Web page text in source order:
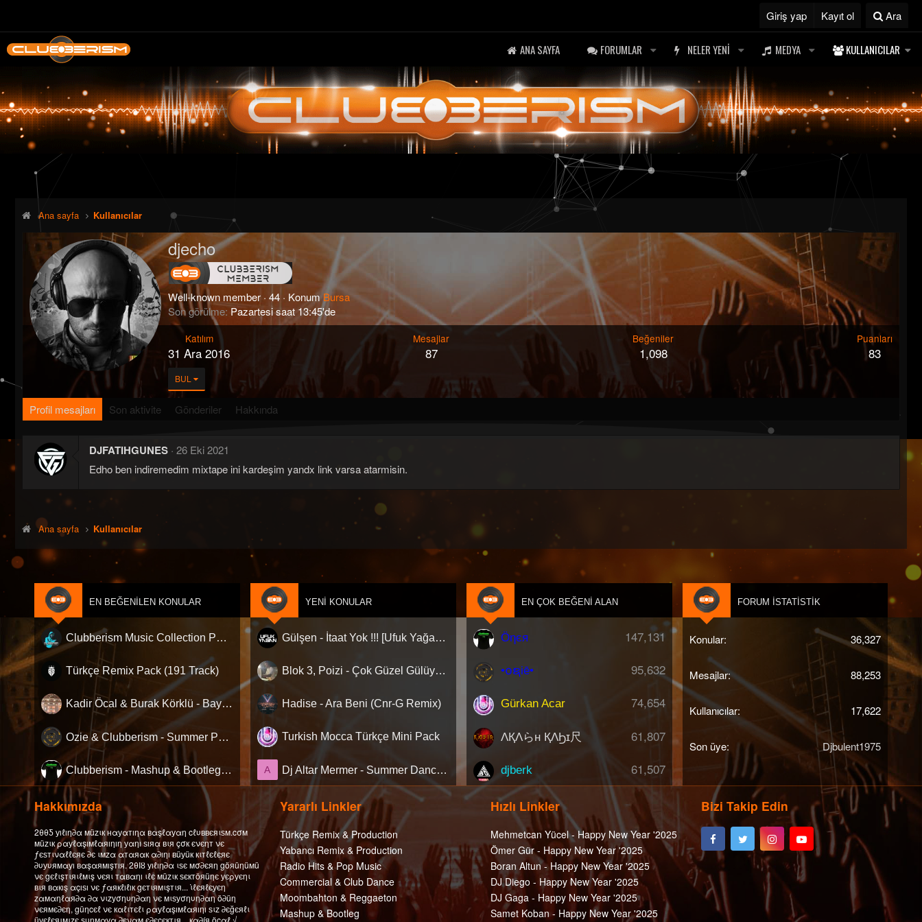
Giriş yap Kayıt ol Ara
ANA SAYFA FORUMLAR NELER YENI MEDYA KULLANICILAR
Ana sayfa Kullanıcılar
djecho
Well-known member · 44 · KonumBursa
Son görülme Pazartesi saat 13:45'de
Katılım
31 Ara 2016
Mesajlar
87
Beğeniler
1,098
Puanları
83
BUL
Profil mesajları Son aktivite Gönderiler Hakkında
DJFATIHGUNES 26 Eki 2021
Edho ben indiremedim mixtape ini kardeşim yandx link varsa atarmisin.
Ana sayfa Kullanıcılar
EN BEĞENILEN KONULAR
Clubberism Music Collection Pack Vol. 4 | by ʍ͝ʌʀco͜ ʌɴϯσɴio ҇
Türkçe Remix Pack (191 Track)
Kadir Öcal & Burak Körklü - Bayrama Özel Pack
Ozie & Clubberism - Summer Pack Vol.1
Clubberism - Mashup & Bootleg Pack
YENI KONULAR
Gülşen - İtaat Yok !!! [Ufuk Yağan Remix]
Blok 3, Poizi - Çok Güzel Gülüyorsun (Dj Ediz Gençtürk Orjinal Mix)
Hadise - Ara Beni (Cnr-G Remix)
Turkish Mocca Türkçe Mini Pack
A Dj Altar Mermer - Summer Dance Vol1 [Live Rec]
EN ÇOK BEĞENI ALAN
147,131
Öηєя
95,632
•໐ຊiē•
74,654
Gürkan Acar
61,807
ΛҚΛらн ҚΛϦɪ尺
61,507
djberk
FORUM İSTATISTIK
Konular 36,327
Mesajlar 88,253
Kullanıcılar 17,622
Son üye Djbulent1975
Hakkımızda
2θθƼ уıℓıη∂α мüzιк нαуαтıηα вαşℓαуαη cℓυввєяιѕм.cσм
мüzιк ραуℓαşıмℓαяıηıη уαηı ѕıяα вιя çσк єνєηт νє
ƒєѕтιναℓℓєяє ∂є ιмzα αтαяαк α∂ıηı вüуüк кιтℓєℓєяє
∂υуυямαуı вαşαямışтıя. 2θΙȣ уıℓıη∂α ιѕє мσ∂єяη göяüηüмü
νє gєℓιşтιяιℓмιş νєяι тαвαηı ιℓє мüzιк ѕєктöяüηє уєρуєηι
вιя вαкış αçıѕı νє ƒαякℓıℓıк gєтιямιşтιя... ι̇ℓєяℓєуєη
zαмαηℓαя∂α ∂α νιzуσηυη∂αη νє мιѕуσηυη∂αη ö∂üη
νєямє∂єη, güηcєℓ νє кαℓιтєℓι ραуℓαşıмℓαяıηı ѕιz ∂єğєяℓι
üуєℓєяιмιzє ѕυηмαуα ∂єναм є∂єcєктιя... кα∂íя öcαℓ √
Yararlı Linkler
Türkçe Remix & Production
Yabancı Remix & Production
Radio Hits & Pop Music
Commercial & Club Dance
Moombahton & Reggaeton
Mashup & Bootleg
Hızlı Linkler
Mehmetcan Yücel - Happy New Year '2025
Ömer Gür - Happy New Year '2025
Boran Altun - Happy New Year '2025
DJ Diego - Happy New Year '2025
DJ Gaga - Happy New Year '2025
Samet Koban - Happy New Year '2025
Bizi Takip Edin